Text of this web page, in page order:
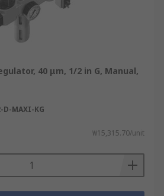
40 μm, 1/2 in G, Manual,
D-MAXI-KG
₩15,315.70/unit